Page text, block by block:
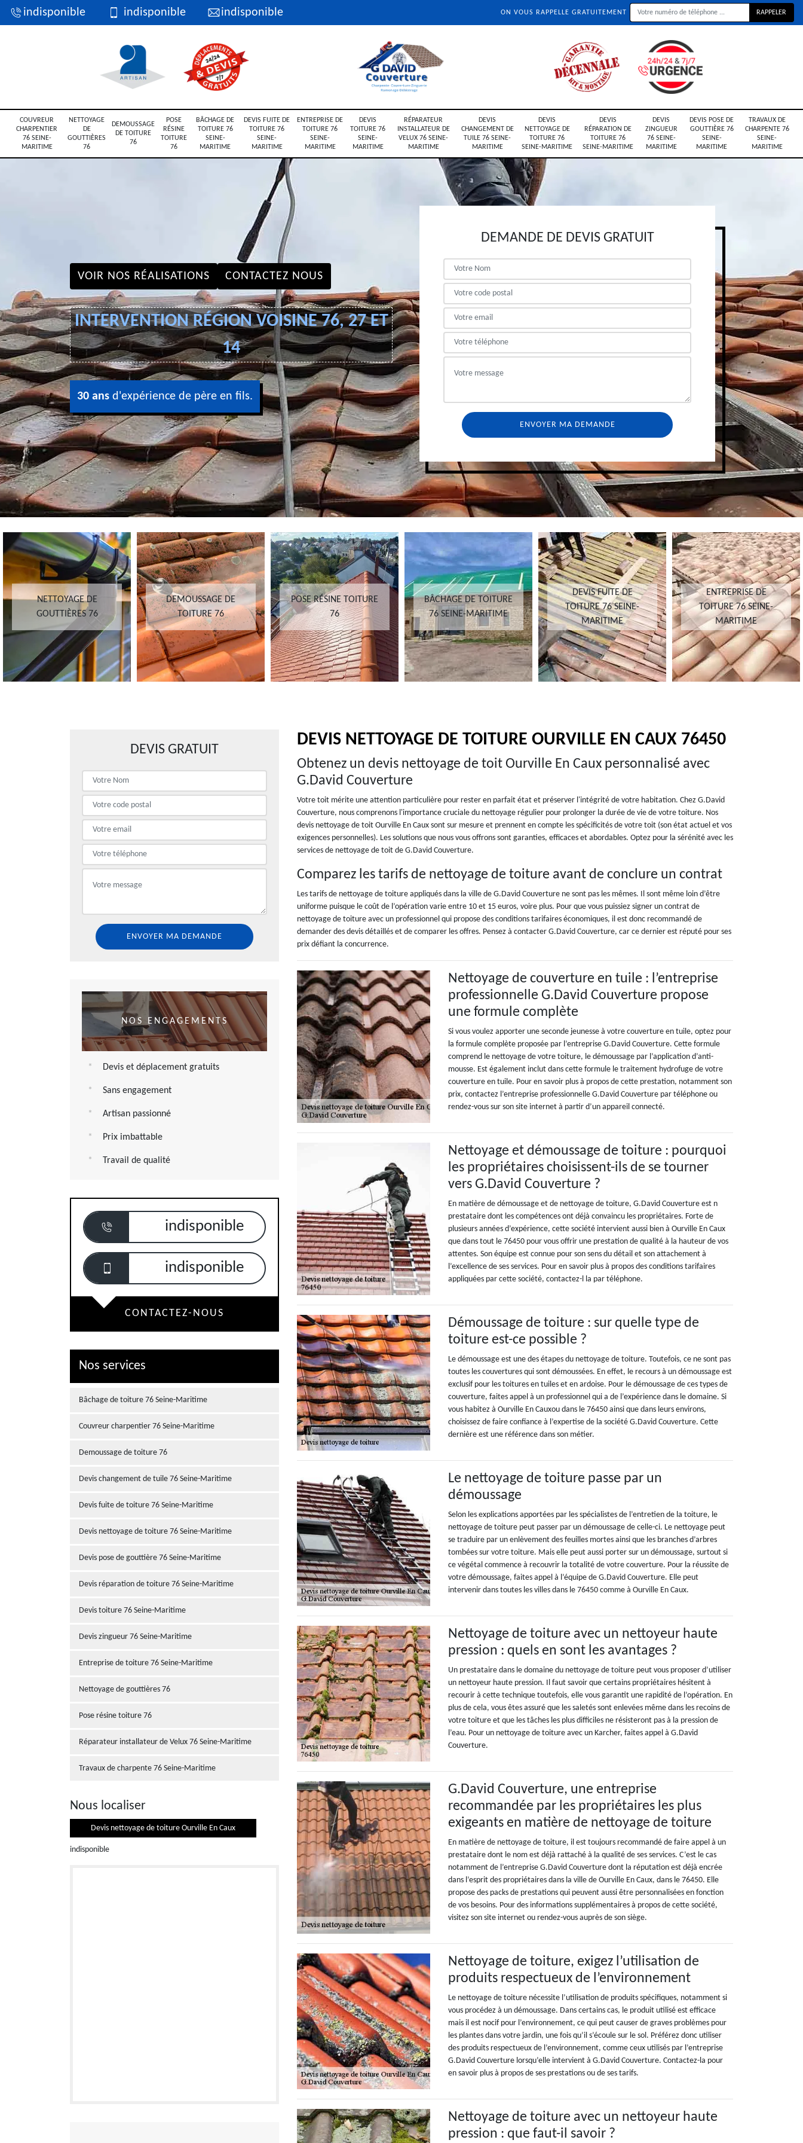
indisponible indisponible indisponible ON VOUS RAPPELLE GRATUITEMENT
COUVREUR
CHARPENTIER
76 SEINE-
MARITIME
NETTOYAGE
DE
GOUTTIÈRES
76
DEMOUSSAGE
DE TOITURE
76
POSE
RÉSINE
TOITURE
76
BÂCHAGE DE
TOITURE 76
SEINE-
MARITIME
DEVIS FUITE DE
TOITURE 76
SEINE-
MARITIME
ENTREPRISE DE
TOITURE 76
SEINE-
MARITIME
DEVIS
TOITURE 76
SEINE-
MARITIME
RÉPARATEUR
INSTALLATEUR DE
VELUX 76 SEINE-
MARITIME
DEVIS
CHANGEMENT DE
TUILE 76 SEINE-
MARITIME
DEVIS
NETTOYAGE DE
TOITURE 76
SEINE-MARITIME
DEVIS
RÉPARATION DE
TOITURE 76
SEINE-MARITIME
DEVIS
ZINGUEUR
76 SEINE-
MARITIME
DEVIS POSE DE
GOUTTIÈRE 76
SEINE-
MARITIME
TRAVAUX DE
CHARPENTE 76
SEINE-
MARITIME
VOIR NOS RÉALISATIONS CONTACTEZ NOUS
INTERVENTION RÉGION VOISINE 76, 27 ET
14
30 ans d'expérience de père en fils.
DEMANDE DE DEVIS GRATUIT
NETTOYAGE DE
GOUTTIÈRES 76
DEMOUSSAGE DE
TOITURE 76
POSE RÉSINE TOITURE
76
BÂCHAGE DE TOITURE
76 SEINE-MARITIME
DEVIS FUITE DE
TOITURE 76 SEINE-
MARITIME
ENTREPRISE DE
TOITURE 76 SEINE-
MARITIME
DEVIS GRATUIT
NOS ENGAGEMENTS
Devis et déplacement gratuits
Sans engagement
Artisan passionné
Prix imbattable
Travail de qualité
indisponible
indisponible
CONTACTEZ-NOUS
Nos services
Bâchage de toiture 76 Seine-Maritime
Couvreur charpentier 76 Seine-Maritime
Demoussage de toiture 76
Devis changement de tuile 76 Seine-Maritime
Devis fuite de toiture 76 Seine-Maritime
Devis nettoyage de toiture 76 Seine-Maritime
Devis pose de gouttière 76 Seine-Maritime
Devis réparation de toiture 76 Seine-Maritime
Devis toiture 76 Seine-Maritime
Devis zingueur 76 Seine-Maritime
Entreprise de toiture 76 Seine-Maritime
Nettoyage de gouttières 76
Pose résine toiture 76
Réparateur installateur de Velux 76 Seine-Maritime
Travaux de charpente 76 Seine-Maritime
Nous localiser
Devis nettoyage de toiture Ourville En Caux
indisponible
DEVIS NETTOYAGE DE TOITURE OURVILLE EN CAUX 76450
Obtenez un devis nettoyage de toit Ourville En Caux personnalisé avec
G.David Couverture
Votre toit mérite une attention particulière pour rester en parfait état et préserver l'intégrité de votre habitation. Chez G.David
Couverture, nous comprenons l'importance cruciale du nettoyage régulier pour prolonger la durée de vie de votre toiture. Nos
devis nettoyage de toit Ourville En Caux sont sur mesure et prennent en compte les spécificités de votre toit (son état actuel et vos
exigences personnelles). Les solutions que nous vous offrons sont garanties, efficaces et abordables. Optez pour la sérénité avec les
services de nettoyage de toit de G.David Couverture.
Comparez les tarifs de nettoyage de toiture avant de conclure un contrat
Les tarifs de nettoyage de toiture appliqués dans la ville de G.David Couverture ne sont pas les mêmes. Il sont même loin d’être
uniforme puisque le coût de l’opération varie entre 10 et 15 euros, voire plus. Pour que vous puissiez signer un contrat de
nettoyage de toiture avec un professionnel qui propose des conditions tarifaires économiques, il est donc recommandé de
demander des devis détaillés et de comparer les offres. Pensez à contacter G.David Couverture, car ce dernier est réputé pour ses
prix défiant la concurrence.
Nettoyage de couverture en tuile : l’entreprise
professionnelle G.David Couverture propose
une formule complète
Si vous voulez apporter une seconde jeunesse à votre couverture en tuile, optez pour
la formule complète proposée par l’entreprise G.David Couverture. Cette formule
comprend le nettoyage de votre toiture, le démoussage par l’application d’anti-
mousse. Est également inclut dans cette formule le traitement hydrofuge de votre
couverture en tuile. Pour en savoir plus à propos de cette prestation, notamment son
prix, contactez l’entreprise professionnelle G.David Couverture par téléphone ou
rendez-vous sur son site internet à partir d’un appareil connecté.
Nettoyage et démoussage de toiture : pourquoi
les propriétaires choisissent-ils de se tourner
vers G.David Couverture ?
En matière de démoussage et de nettoyage de toiture, G.David Couverture est n
prestataire dont les compétences ont déjà convaincu les propriétaires. Forte de
plusieurs années d’expérience, cette société intervient aussi bien à Ourville En Caux
que dans tout le 76450 pour vous offrir une prestation de qualité à la hauteur de vos
attentes. Son équipe est connue pour son sens du détail et son attachement à
l’excellence de ses services. Pour en savoir plus à propos des conditions tarifaires
appliquées par cette société, contactez-l la par téléphone.
Démoussage de toiture : sur quelle type de
toiture est-ce possible ?
Le démoussage est une des étapes du nettoyage de toiture. Toutefois, ce ne sont pas
toutes les couvertures qui sont démoussées. En effet, le recours à un démoussage est
exclusif pour les toitures en tuiles et en ardoise. Pour le démoussage de ces types de
couverture, faites appel à un professionnel qui a de l’expérience dans le domaine. Si
vous habitez à Ourville En Cauxou dans le 76450 ainsi que dans leurs environs,
choisissez de faire confiance à l’expertise de la société G.David Couverture. Cette
dernière est une référence dans son métier.
Le nettoyage de toiture passe par un
démoussage
Selon les explications apportées par les spécialistes de l’entretien de la toiture, le
nettoyage de toiture peut passer par un démoussage de celle-ci. Le nettoyage peut
se traduire par un enlèvement des feuilles mortes ainsi que les branches d’arbres
tombées sur votre toiture. Mais elle peut aussi porter sur un démoussage, surtout si
ce végétal commence à recouvrir la totalité de votre couverture. Pour la réussite de
votre démoussage, faites appel à l’équipe de G.David Couverture. Elle peut
intervenir dans toutes les villes dans le 76450 comme à Ourville En Caux.
Nettoyage de toiture avec un nettoyeur haute
pression : quels en sont les avantages ?
Un prestataire dans le domaine du nettoyage de toiture peut vous proposer d’utiliser
un nettoyeur haute pression. Il faut savoir que certains propriétaires hésitent à
recourir à cette technique toutefois, elle vous garantit une rapidité de l’opération. En
plus de cela, vous êtes assuré que les saletés sont enlevées même dans les recoins de
votre toiture et que les tâches les plus difficiles ne résisteront pas à la pression de
l’eau. Pour un nettoyage de toiture avec un Karcher, faites appel à G.David
Couverture.
G.David Couverture, une entreprise
recommandée par les propriétaires les plus
exigeants en matière de nettoyage de toiture
En matière de nettoyage de toiture, il est toujours recommandé de faire appel à un
prestataire dont le nom est déjà rattaché à la qualité de ses services. C’est le cas
notamment de l’entreprise G.David Couverture dont la réputation est déjà encrée
dans l’esprit des propriétaires dans la ville de Ourville En Caux, dans le 76450. Elle
propose des packs de prestations qui peuvent aussi être personnalisées en fonction
de vos besoins. Pour des informations supplémentaires à propos de cette société,
visitez son site internet ou rendez-vous auprès de son siège.
Nettoyage de toiture, exigez l’utilisation de
produits respectueux de l’environnement
Le nettoyage de toiture nécessite l’utilisation de produits spécifiques, notamment si
vous procédez à un démoussage. Dans certains cas, le produit utilisé est efficace
mais il est nocif pour l’environnement, ce qui peut causer de graves problèmes pour
les plantes dans votre jardin, une fois qu’il s’écoule sur le sol. Préférez donc utiliser
des produits respectueux de l’environnement, comme ceux utilisés par l’entreprise
G.David Couverture lorsqu’elle intervient à G.David Couverture. Contactez-la pour
en savoir plus à propos de ses prestations ou de ses tarifs.
Nettoyage de toiture avec un nettoyeur haute
pression : que faut-il savoir ?